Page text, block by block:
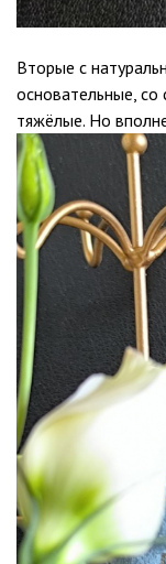
Вторые с
основательные, со
тяжёлые. Но